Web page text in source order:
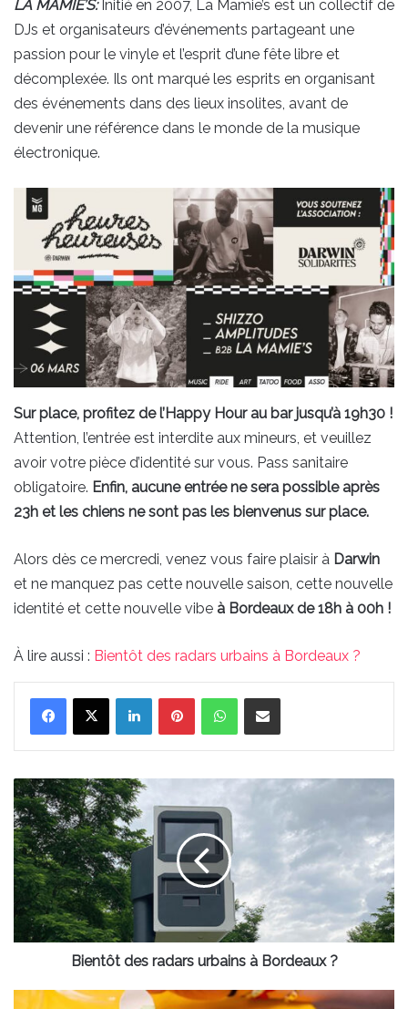
LA MAMIE’S:Initié en 2007, La Mamie’s est un collectif de
DJs et organisateurs d’événements partageant une
passion pour le vinyle et l’esprit d’une fête libre et
décomplexée. Ils ont marqué les esprits en organisant
des événements dans des lieux insolites, avant de
devenir une référence dans le monde de la musique
électronique.
Sur place, profitez de l’Happy Hour au bar jusqu’à 19h30 !
Attention, l’entrée est interdite aux mineurs, et veuillez
avoir votre pièce d’identité sur vous. Pass sanitaire
obligatoire. Enfin, aucune entrée ne sera possible après
23h et les chiens ne sont pas les bienvenus sur place.
Alors dès ce mercredi, venez vous faire plaisir à Darwin
et ne manquez pas cette nouvelle saison, cette nouvelle
identité et cette nouvelle vibe à Bordeaux de 18h à 00h !
À lire aussi : Bientôt des radars urbains à Bordeaux ?
LinkedinPinterestWhatsAppPartager par email
Bientôt
des
radars
urbains
à
Bordeaux
?
Bientôt des radars urbains à Bordeaux ?
BOHĒBON,